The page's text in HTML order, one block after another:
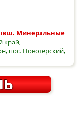
Минеральные
край,
пос. Новотерский,